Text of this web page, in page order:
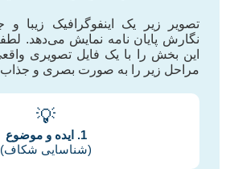
تصویر زیر یک اینفوگرافیک زیبا و
نگارش پایان نامه نمایش می‌دهد.
این بخش را با یک فایل تصویری
مراحل زیر را به صورت بصری و جذاب
💡
1. ایده و موضوع
(شناسایی شکاف)